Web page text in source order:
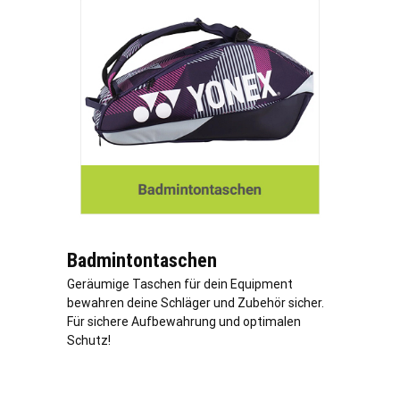
Badmintontaschen
Geräumige Taschen für dein Equipment
bewahren deine Schläger und Zubehör sicher.
Für sichere Aufbewahrung und optimalen
Schutz!